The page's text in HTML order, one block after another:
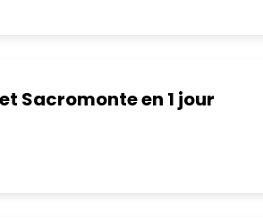
Sacromonte en 1 jour